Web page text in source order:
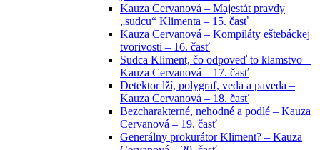
Kauza Cervanová – Majestát pravdy
„sudcu“ Klimenta – 15. časť
Kauza Cervanová – Kompiláty eštebáckej
tvorivosti – 16. časť
Sudca Kliment, čo odpoveď to klamstvo –
Kauza Cervanová – 17. časť
Detektor lží, polygraf, veda a paveda –
Kauza Cervanová – 18. časť
Bezcharakterné, nehodné a podlé – Kauza
Cervanová – 19. časť
Generálny prokurátor Kliment? – Kauza